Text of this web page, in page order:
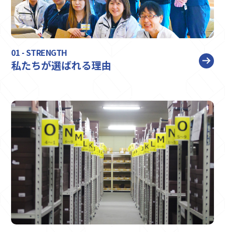
01 - STRENGTH
私たちが選ばれる理由